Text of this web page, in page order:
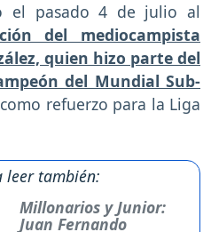
el pasado 4 de julio al
del mediocampista
quien hizo parte del
del Mundial Sub-
refuerzo para la Liga
leer también:
Millonarios y Junior:
Juan Fernando